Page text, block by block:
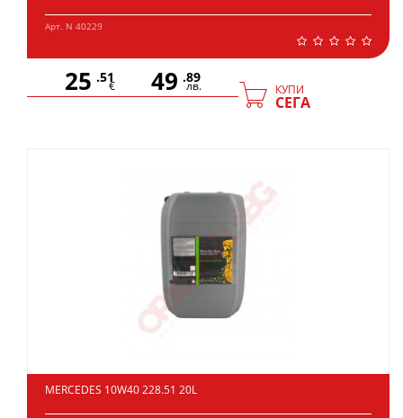
Арт. N 40229
25 .51
€ 49 .89
лв. КУПИ
СЕГА
MERCEDES 10W40 228.51 20L